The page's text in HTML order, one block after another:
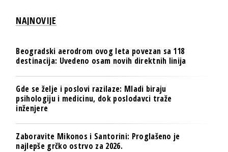
NAJNOVIJE
Beogradski aerodrom ovog leta povezan sa 118
destinacija: Uvedeno osam novih direktnih linija
Gde se želje i poslovi razilaze: Mladi biraju
psihologiju i medicinu, dok poslodavci traže
inženjere
Zaboravite Mikonos i Santorini: Proglašeno je
najlepše grčko ostrvo za 2026.